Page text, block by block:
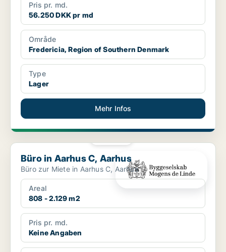
Pris pr. md.
56.250 DKK pr md
Område
Fredericia, Region of Southern Denmark
Type
Lager
Mehr Infos
Büro in Aarhus C, Aarhus
Büro in Aarhus C, Aarhus
Büro zur Miete in Aarhus C, Aarhus
Areal
808 - 2.129 m2
Pris pr. md.
Keine Angaben